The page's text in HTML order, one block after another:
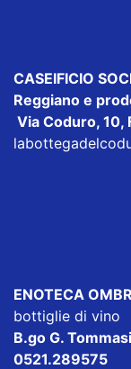
CASEIFICIO
Reggiano e
Via Coduro, 10,
ENOTECA
bottiglie di vino
B.go G.
0521.289575